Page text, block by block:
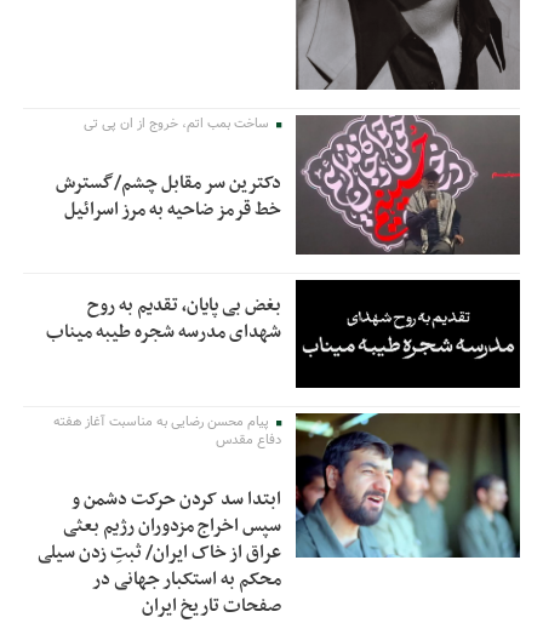
ساخت بمب اتم، خروج از ان پی تی
دکترین سر مقابل چشم/گسترش
خط قرمز ضاحیه به مرز اسرائیل
بغض بی پایان، تقدیم به روح
شهدای مدرسه شجره طیبه میناب
پیام محسن رضایی به مناسبت آغاز هفته
دفاع مقدس
ابتدا سد کردن حرکت دشمن و
سپس اخراج مزدوران رژیم بعثی
عراق از خاک ایران/ ثبتِ زدن سیلی
محکم به استکبار جهانی در
صفحات تاریخ ایران